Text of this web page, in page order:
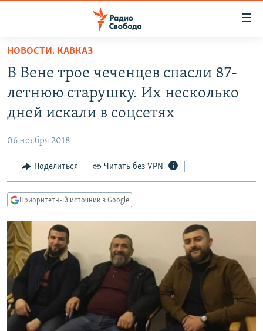
упрощенного
доступа
основному
Вернутся
Вернутся
поиску
АВТОРСКИЕ ПРОЕКТЫ
МНЕНИЯ
КУЛЬТУРА
КАВКАЗ.РЕАЛИИ
СЕВЕР.РЕАЛИИ
СИБИРЬ.РЕАЛИИ
РАСПИСАНИЕ ВЕЩАНИЯ
ПОДПИШИТЕСЬ НА РАССЫЛКУ
СОЦИАЛЬНЫЕ СЕТИ
НОВОСТИ. КАВКАЗ
В Вене трое чеченцев спасли 87-
летнюю старушку. Их несколько
дней искали в соцсетях
06 ноября 2018
Поделиться Читать без VPN
Приоритетный источник в Google